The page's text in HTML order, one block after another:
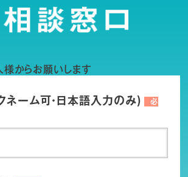
からお願いします
ネーム可・日本語入力のみ)
必